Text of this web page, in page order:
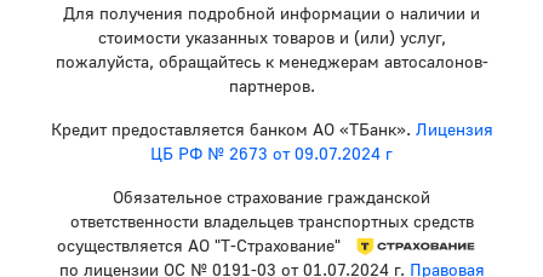
Для получения подробной информации о наличии и
стоимости указанных товаров и (или) услуг,
пожалуйста, обращайтесь к менеджерам автосалонов-
партнеров.
Кредит предоставляется банком АО «ТБанк». Лицензия
ЦБ РФ № 2673 от 09.07.2024 г
Обязательное страхование гражданской
ответственности владельцев транспортных средств
осуществляется АО "Т-Страхование"
по лицензии ОС № 0191-03 от 01.07.2024 г. Правовая